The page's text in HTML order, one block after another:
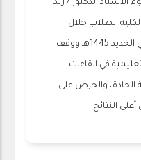
الأستاذ الدكتور / زيد
الطلاب خلال
عودتهم مع بداية العام الجامعي الجديد 1445هـ ووقف
في القاعات
الجادة، والحرص على
النتائج .